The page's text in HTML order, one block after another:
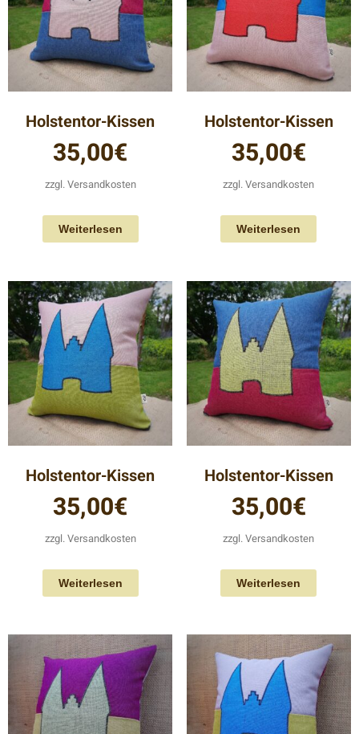
Holstentor-Kissen
35,00€
zzgl.Versandkosten
Weiterlesen
Holstentor-Kissen
35,00€
zzgl.Versandkosten
Weiterlesen
Holstentor-Kissen
35,00€
zzgl.Versandkosten
Weiterlesen
Holstentor-Kissen
35,00€
zzgl.Versandkosten
Weiterlesen